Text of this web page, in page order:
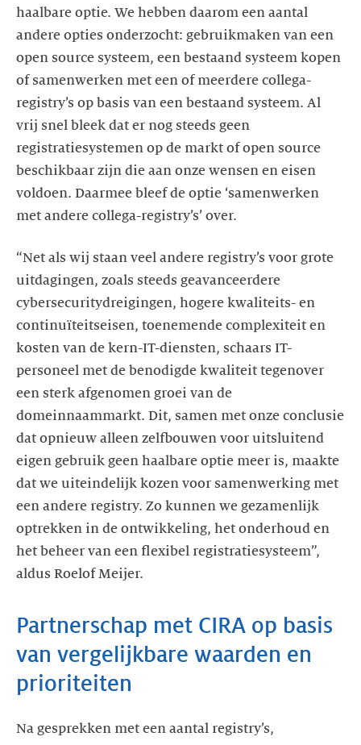
haalbare optie. We hebben daarom een aantal
andere opties onderzocht: gebruikmaken van een
open source systeem, een bestaand systeem kopen
of samenwerken met een of meerdere collega-
registry’s op basis van een bestaand systeem. Al
vrij snel bleek dat er nog steeds geen
registratiesystemen op de markt of open source
beschikbaar zijn die aan onze wensen en eisen
voldoen. Daarmee bleef de optie ‘samenwerken
met andere collega-registry’s’ over.
“Net als wij staan veel andere registry’s voor grote
uitdagingen, zoals steeds geavanceerdere
cybersecuritydreigingen, hogere kwaliteits- en
continuïteitseisen, toenemende complexiteit en
kosten van de kern-IT-diensten, schaars IT-
personeel met de benodigde kwaliteit tegenover
een sterk afgenomen groei van de
domeinnaammarkt. Dit, samen met onze conclusie
dat opnieuw alleen zelfbouwen voor uitsluitend
eigen gebruik geen haalbare optie meer is, maakte
dat we uiteindelijk kozen voor samenwerking met
een andere registry. Zo kunnen we gezamenlijk
optrekken in de ontwikkeling, het onderhoud en
het beheer van een flexibel registratiesysteem”,
aldus Roelof Meijer.
Partnerschap met CIRA op basis
van vergelijkbare waarden en
prioriteiten
Na gesprekken met een aantal registry’s,